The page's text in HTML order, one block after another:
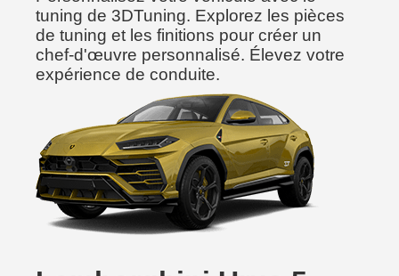
tuning de 3DTuning. Explorez les pièces
de tuning et les finitions pour créer un
chef-d'œuvre personnalisé. Élevez votre
expérience de conduite.